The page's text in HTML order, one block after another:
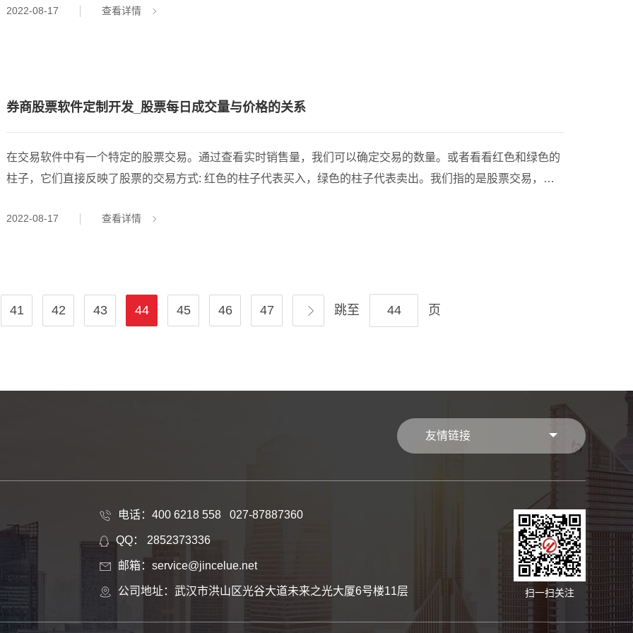
周以后，一个月以后，三个月以后，甚至一年以后。买卖期货的合约或协议可以称为中国期货合约。你买卖期货
2022-08-17 查看详情
券商股票软件定制开发_股票每日成交量与价格的关系
在交易软件中有一个特定的股票交易。通过查看实时销售量，我们可以确定交易的数量。或者看看红色和绿色的
柱子，它们直接反映了股票的交易方式: 红色的柱子代表买入，绿色的柱子代表卖出。我们指的是股票交易，也
上反映一只股票或一个大市场的活动，这有助于我们从大量的股票中选择最好的股票，并确定买入和卖出的时
2022-08-17 查看详情
41 42 43 44 45 46 47 跳至 页
友情链接
电话：400 6218 558 027-87887360
QQ： 2852373336
邮箱：service@jincelue.net
公司地址：武汉市洪山区光谷大道未来之光大厦6号楼11层 扫一扫关注